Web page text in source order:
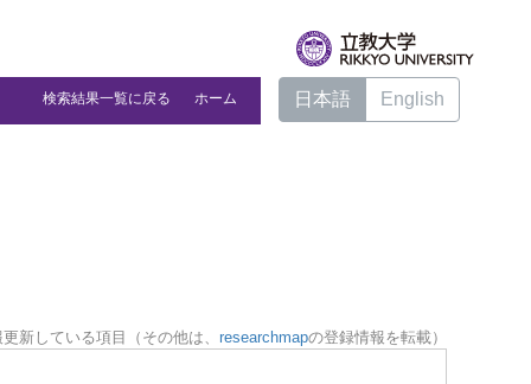
検索結果一覧に戻る ホーム 日本語 English
新している項目（その他は、 researchmapの登録情報を転載）